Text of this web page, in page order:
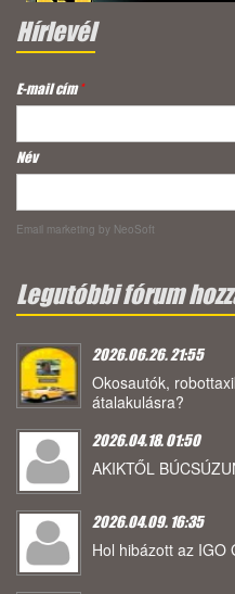
Hírlevél
E-mail cím*
Név
Email marketing by NeoSoft
Legutóbbi fórum
2026.06.26. 21:55
Okosautók,
átalakulásra?
2026.04.18. 01:50
AKIKTŐL
2026.04.09. 16:35
Hol hibázott az IGO